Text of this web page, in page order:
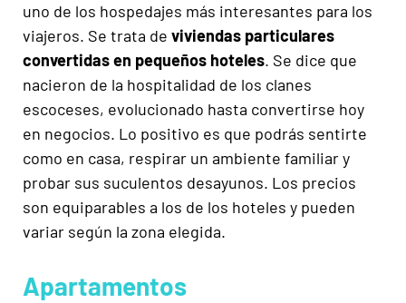
uno de los hospedajes más interesantes para los
viajeros. Se trata de viviendas particulares
convertidas en pequeños hoteles. Se dice que
nacieron de la hospitalidad de los clanes
escoceses, evolucionado hasta convertirse hoy
en negocios. Lo positivo es que podrás sentirte
como en casa, respirar un ambiente familiar y
probar sus suculentos desayunos. Los precios
son equiparables a los de los hoteles y pueden
variar según la zona elegida.
Apartamentos